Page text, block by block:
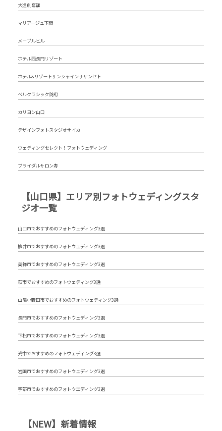
大進創寫舘
マリアージュ下関
メープルヒル
ホテル西長門リゾート
ホテル&リゾートサンシャインサザンセト
ベルクラシック防府
カリヨン山口
デザインフォトスタジオサイカ
ウェディングセレクト！フォトウェディング
ブライダルサロン寿
【山口県】エリア別フォトウェディングスタ
ジオ一覧
山口市でおすすめのフォトウェディング3選
柳井市でおすすめのフォトウェディング3選
美祢市でおすすめのフォトウェディング3選
萩市でおすすめのフォトウェディング3選
山陽小野田市でおすすめのフォトウェディング3選
長門市でおすすめのフォトウェディング3選
下松市でおすすめのフォトウェディング3選
光市でおすすめのフォトウェディング3選
岩国市でおすすめのフォトウェディング3選
宇部市でおすすめのフォトウエディング3選
【NEW】新着情報